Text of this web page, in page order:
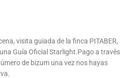
visita guiada de la finca PITABER,
Guía Oficial Starlight.Pago a través
de bizum una vez nos hayas